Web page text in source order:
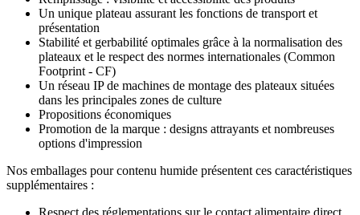
Un unique plateau assurant les fonctions de transport et
présentation
Stabilité et gerbabilité optimales grâce à la normalisation des
plateaux et le respect des normes internationales (Common
Footprint - CF)
Un réseau IP de machines de montage des plateaux situées
dans les principales zones de culture
Propositions économiques
Promotion de la marque : designs attrayants et nombreuses
options d'impression
Nos emballages pour contenu humide présentent ces caractéristiques
supplémentaires :
Respect des réglementations sur le contact alimentaire direct